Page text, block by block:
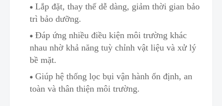
Lắp đặt, thay thế dễ dàng, giảm thời gian bảo
trì bảo dưỡng.
Đáp ứng nhiều điều kiện môi trường khác
nhau nhờ khả năng tuỳ chỉnh vật liệu và xử lý
bề mặt.
Giúp hệ thống lọc bụi vận hành ổn định, an
toàn và thân thiện môi trường.